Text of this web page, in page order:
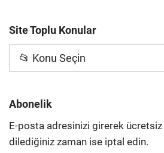
Site Toplu Konular
📂 Konu Seçin
Abonelik
E-posta adresinizi girerek ücretsiz
dilediğiniz zaman ise iptal edin.